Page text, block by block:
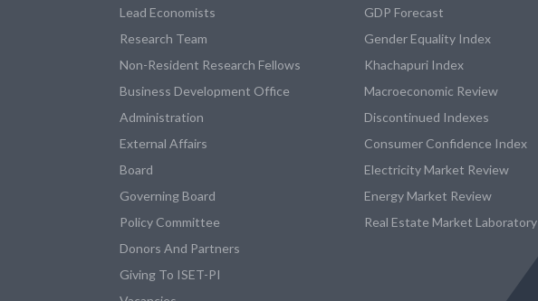
Lead Economists
Research Team
Non-Resident Research Fellows
Business Development Office
Administration
External Affairs
Board
Governing Board
Policy Committee
Donors And Partners
Giving To ISET-PI
GDP Forecast
Gender Equality Index
Khachapuri Index
Macroeconomic Review
Discontinued Indexes
Consumer Confidence Index
Electricity Market Review
Energy Market Review
Real Estate Market Laboratory